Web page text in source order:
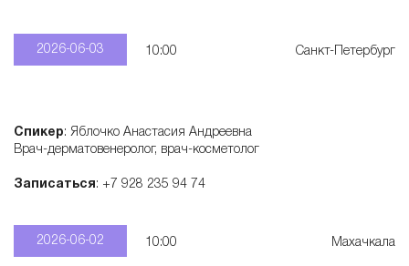
р
а
т
о
2026-06-03 10:00 Санкт-Петербург
Спикер: Яблочко Анастасия Андреевна
Врач-дерматовенеролог, врач-косметолог
Записаться: +7 928 235 94 74
2026-06-02 10:00 Махачкала